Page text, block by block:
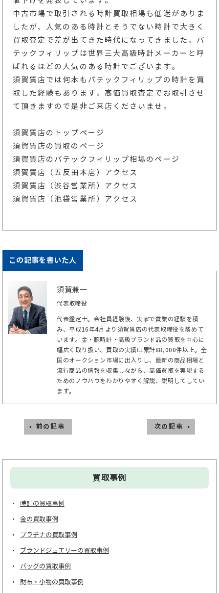
中古市場で取引される時計買取相場も低迷がありま
したが、人気のある時計とそうでない時計で大きく
買取査定で差が出てきた時代になってきました。パ
テックフィリップは世界三大高級時計メーカーと呼
ばれるほどの人気のある時計でございます。
須賀質店では何本もパテックフィリップの時計を買
取した経験もあります。高価買取査定でお取引させ
て頂きますので是非ご来店くださいませ。
須賀質店のトップページ
須賀質店の買取のページ
須賀質店のパテックフィリップ相場のページ
須賀質店（五反田本店）アクセス
須賀質店（渋谷営業所）アクセス
須賀質店（池袋営業所）アクセス
この記事を書いた人
須賀兼一
代表取締役
代表鑑定士。会社員経験後、実家で質業の経験を積
み、平成16年4月より須賀質店の代表取締役を務めて
います。金・腕時計・高級ブランド品の買取を中心に
幅広く取り扱い、買取の実績は累計88,000件以上。全
国のオークション市場に出入りし、最新の商品相場と
流行商品の情報を収集しながら、高価買取を実現する
ためのノウハウをわかりやすく解説、説明してしてい
ます。
前の記事 次の記事
買取事例
時計の買取事例
金の買取事例
プラチナの買取事例
ブランドジュエリーの買取事例
バッグの買取事例
財布・小物の買取事例